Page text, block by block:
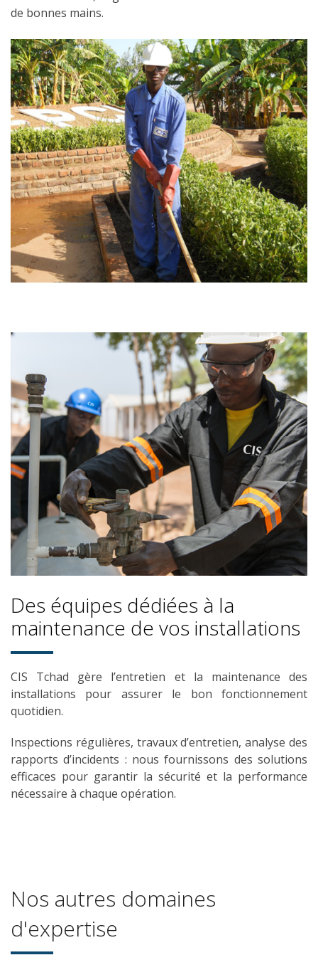
de bonnes mains.
Des équipes dédiées à la
maintenance de vos installations
CIS Tchad gère l’entretien et la maintenance des
installations pour assurer le bon fonctionnement
quotidien.
Inspections régulières, travaux d’entretien, analyse des
rapports d’incidents : nous fournissons des solutions
efficaces pour garantir la sécurité et la performance
nécessaire à chaque opération.
Nos autres domaines
d'expertise